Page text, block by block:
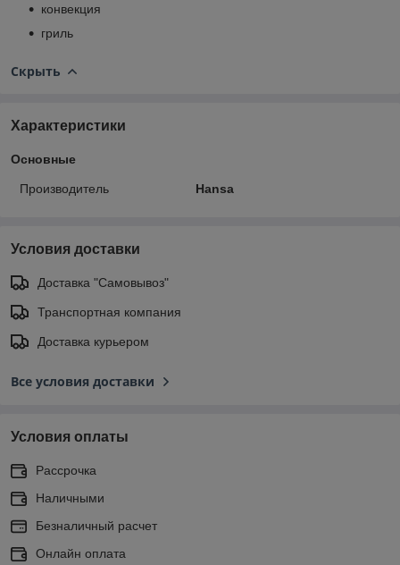
конвекция
гриль
Скрыть
Характеристики
Основные
Производитель Hansa
Условия доставки
Доставка "Самовывоз"
Транспортная компания
Доставка курьером
Все условия доставки
Условия оплаты
Рассрочка
Наличными
Безналичный расчет
Онлайн оплата